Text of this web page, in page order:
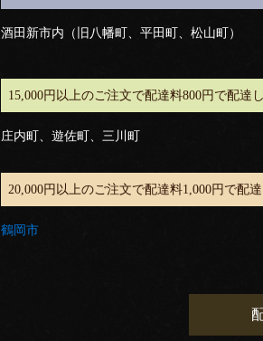
酒田新市内（旧八幡町、平田町、松山町）
15,000円以上のご注文で配達料800円で配達
庄内町、遊佐町、三川町
20,000円以上のご注文で配達料1,000円で配
鶴岡市